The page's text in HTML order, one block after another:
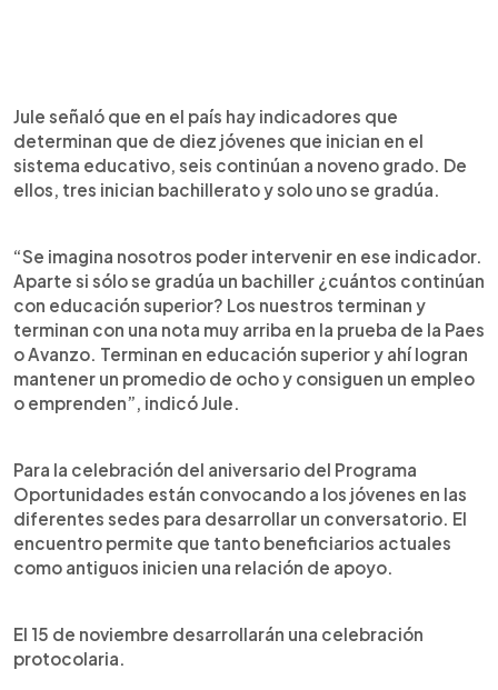
Jule señaló que en el país hay indicadores que
determinan que de diez jóvenes que inician en el
sistema educativo, seis continúan a noveno grado. De
ellos, tres inician bachillerato y solo uno se gradúa.
“Se imagina nosotros poder intervenir en ese indicador.
Aparte si sólo se gradúa un bachiller ¿cuántos continúan
con educación superior? Los nuestros terminan y
terminan con una nota muy arriba en la prueba de la Paes
o Avanzo. Terminan en educación superior y ahí logran
mantener un promedio de ocho y consiguen un empleo
o emprenden”, indicó Jule.
Para la celebración del aniversario del Programa
Oportunidades están convocando a los jóvenes en las
diferentes sedes para desarrollar un conversatorio. El
encuentro permite que tanto beneficiarios actuales
como antiguos inicien una relación de apoyo.
El 15 de noviembre desarrollarán una celebración
protocolaria.